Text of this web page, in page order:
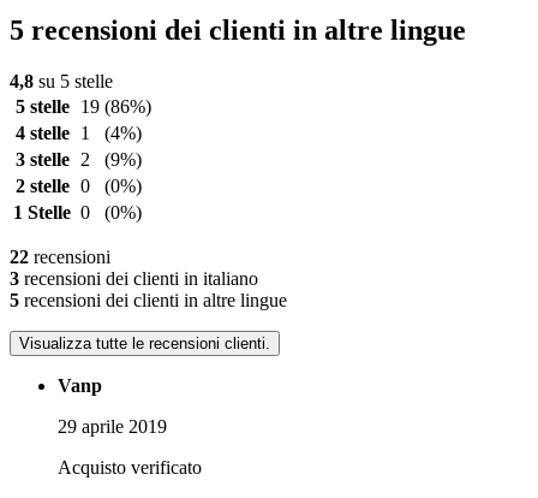
5 recensioni dei clienti in altre lingue
4,8 su 5 stelle
5 stelle
19 (86%)
4 stelle
1
(4%)
3 stelle
2
(9%)
2 stelle 0
(0%)
1 Stelle 0 (0%)
22 recensioni
3 recensioni dei clienti in italiano
5 recensioni dei clienti in altre lingue
Visualizza tutte le recensioni clienti.
Vanp
29 aprile 2019
Acquisto verificato